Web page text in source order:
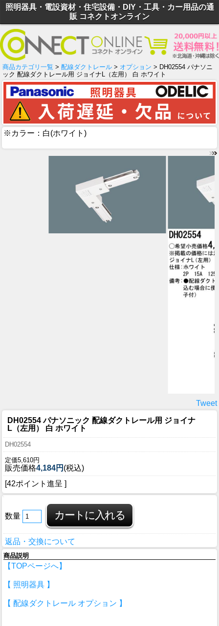
照明器具・電設資材・住宅設備・DIY・工具・カー用品の通
販 コネクトオンライン
商品カテゴリ一覧 > 配線ダクトレール > オプション > DH02554 パナソニ
ック 配線ダクトレール用 ジョイナL（左用） 白 ホワイト
※カラー：白(ホワイト)
Tweet
DH02554 パナソニック 配線ダクトレール用 ジョイナ
L（左用） 白 ホワイト
DH02554
定価5,610円
販売価格4,184円 (税込)
[42ポイント進呈 ]
数量
返品・交換について
商品説明
【TOPページへ】
【 照明器具 】
【 配線ダクトレール オプション 】